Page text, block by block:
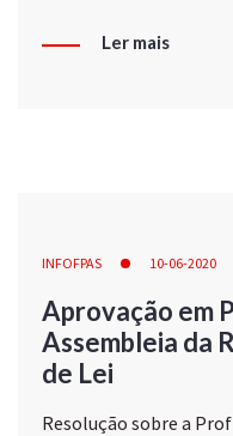
Ler mais
INFOFPAS 10-06-2020
Aprovação em
Assembleia da
de Lei
Resolução sobre a